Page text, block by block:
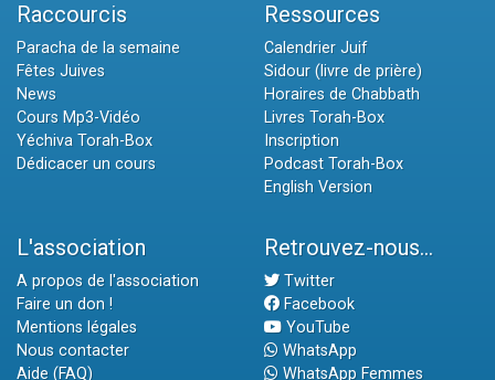
Raccourcis
Paracha de la semaine
Fêtes Juives
News
Cours Mp3-Vidéo
Yéchiva Torah-Box
Dédicacer un cours
Ressources
Calendrier Juif
Sidour (livre de prière)
Horaires de Chabbath
Livres Torah-Box
Inscription
Podcast Torah-Box
English Version
L'association
A propos de l'association
Faire un don !
Mentions légales
Nous contacter
Aide (FAQ)
Retrouvez-nous...
Twitter
Facebook
YouTube
WhatsApp
WhatsApp Femmes